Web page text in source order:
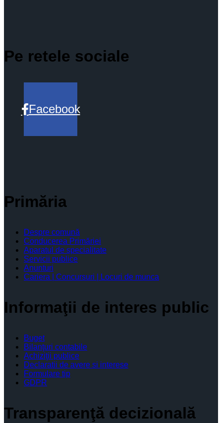
Pe retele sociale
Facebook
Primăria
Despre comună
Conducerea Primăriei
Aparatul de specialitate
Servicii publice
Anunturi
Cariera | Concursuri | Locuri de munca
Informaţii de interes public
Buget
Bilanţuri contabile
Achiziţii publice
Declaratii de avere si interese
Formulare tip
GDPR
Transparenţă decizională